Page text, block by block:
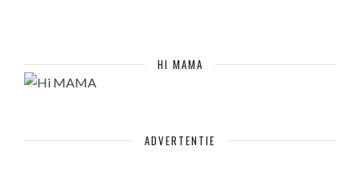
HI MAMA
ADVERTENTIE